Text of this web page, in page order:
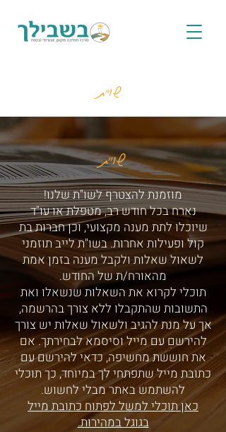
שו"ת
שו"ת
מוזמנת להצטרף לשו"ת שלנו!
נארח בכל חודש רב, מטפלת או עו"ד
שיוכלו לתת מענה מקצועי, וכן חברות בת
קול ופעילות אחרות. בשו"ת לייב תוזמני
לשאול שאלות ולקבל מענה בזמן אמת
מהאורח/ת של החודש.
תוכלי לקרוא את השאלות שנשאלו ואת
התשובות שהתקבלו ללא צורך בהרשמה,
אך על מנת להגיב ולשאול שאלות יש צורך
להירשם עם מייל וסיסמא לבחירתך. אם
את חוששת מחשיפה, כדאי להירשם עם
כתובת מייל שתפתחי לך במיוחד, כך תוכלי
להשתמש באתר מבלי לחשוש.
כאן תוכלי למשל לפתוח כתובת מייל
בגוגל במהירות.